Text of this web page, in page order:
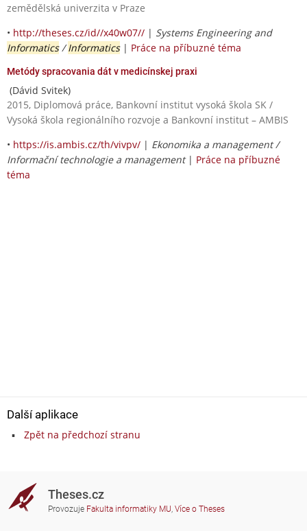
zemědělská univerzita v Praze
• http://theses.cz/id//x40w07// | Systems Engineering and
Informatics/Informatics| Práce na příbuzné téma
Metódy spracovania dát v medicínskej praxi
(Dávid Svitek)
2015, Diplomová práce, Bankovní institut vysoká škola SK /
Vysoká škola regionálního rozvoje a Bankovní institut – AMBIS
• https://is.ambis.cz/th/vivpv/ | Ekonomika a management /
Informační technologie a management| Práce na příbuzné
téma
Další aplikace
Zpět na předchozí stranu
Theses.cz
Provozuje Fakulta informatiky MU, Více o Theses